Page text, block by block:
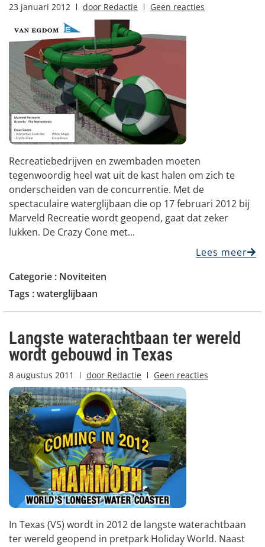
23 januari 2012 door Redactie Geen reacties
Recreatiebedrijven en zwembaden moeten
tegenwoordig heel wat uit de kast halen om zich te
onderscheiden van de concurrentie. Met de
spectaculaire waterglijbaan die op 17 februari 2012 bij
Marveld Recreatie wordt geopend, gaat dat zeker
lukken. De Crazy Cone met...
Lees meer
Categorie : Noviteiten
Tags :waterglijbaan
Langste waterachtbaan ter wereld
wordt gebouwd in Texas
8 augustus 2011 door Redactie Geen reacties
In Texas (VS) wordt in 2012 de langste waterachtbaan
ter wereld geopend in pretpark Holiday World. Naast